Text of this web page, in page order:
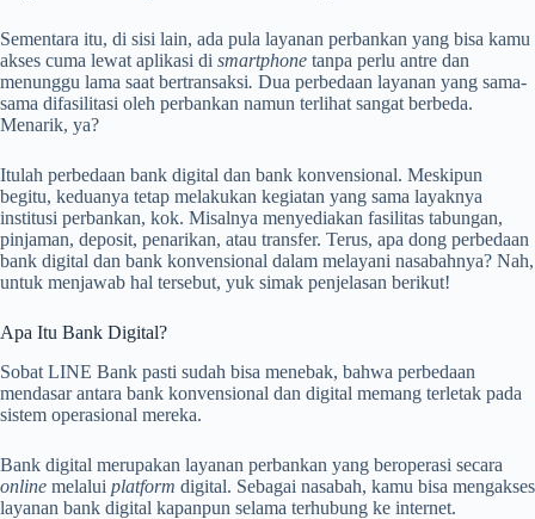
Sementara itu, di sisi lain, ada pula layanan perbankan yang bisa kamu
akses cuma lewat aplikasi di smartphone tanpa perlu antre dan
menunggu lama saat bertransaksi. Dua perbedaan layanan yang sama-
sama difasilitasi oleh perbankan namun terlihat sangat berbeda.
Menarik, ya?
Itulah perbedaan bank digital dan bank konvensional. Meskipun
begitu, keduanya tetap melakukan kegiatan yang sama layaknya
institusi perbankan, kok. Misalnya menyediakan fasilitas tabungan,
pinjaman, deposit, penarikan, atau transfer. Terus, apa dong perbedaan
bank digital dan bank konvensional dalam melayani nasabahnya? Nah,
untuk menjawab hal tersebut, yuk simak penjelasan berikut!
Apa Itu Bank Digital?
Sobat LINE Bank pasti sudah bisa menebak, bahwa perbedaan
mendasar antara bank konvensional dan digital memang terletak pada
sistem operasional mereka.
Bank digital merupakan layanan perbankan yang beroperasi secara
online melalui platform digital. Sebagai nasabah, kamu bisa mengakses
layanan bank digital kapanpun selama terhubung ke internet.